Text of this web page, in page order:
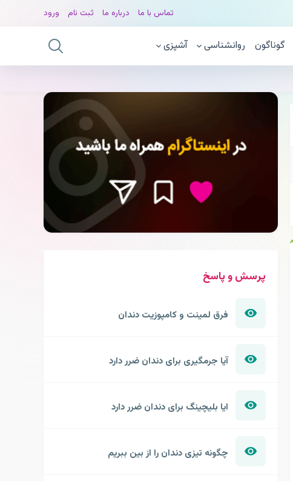
تماس با ما درباره ما ثبت نام ورود
گوناگون روانشناسی آشپزی
پرسش و پاسخ
فرق لمینت و کامپوزیت دندان
آیا جرمگیری برای دندان ضرر دارد
ایا بلیچینگ برای دندان ضرر دارد
چگونه تیزی دندان را از بین ببریم